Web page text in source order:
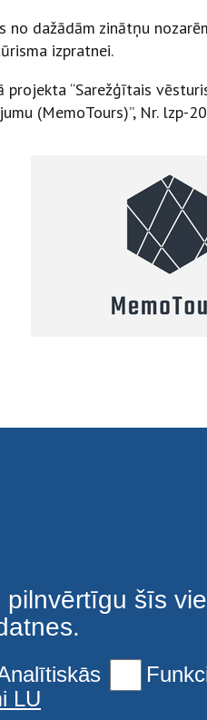
no dažādām zinātņu
izpratnei.
projekta “Sarežģītais
(MemoTours)”, Nr.
tiesības aizsargātas
šīs
LU